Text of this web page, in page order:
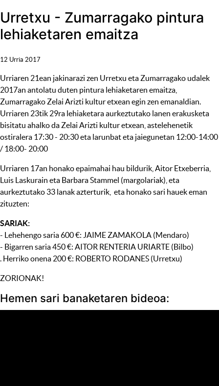
Urretxu - Zumarragako pintura
lehiaketaren emaitza
12 Urria 2017
Urriaren 21ean jakinarazi zen Urretxu eta Zumarragako udalek
2017an antolatu duten pintura lehiaketaren emaitza,
Zumarragako Zelai Arizti kultur etxean egin zen emanaldian.
Urriaren 23tik 29ra lehiaketara aurkeztutako lanen erakusketa
bisitatu ahalko da Zelai Arizti kultur etxean, astelehenetik
ostiralera 17:30 - 20:30 eta larunbat eta jaiegunetan 12:00-14:00
/ 18:00- 20:00
Urriaren 17an honako epaimahai hau bildurik, Aitor Etxeberria,
Luis Laskurain eta Barbara Stammel (margolariak), eta
aurkeztutako 33 lanak azterturik, eta honako sari hauek eman
zituzten:
SARIAK:
- Lehehengo saria 600 €: JAIME ZAMAKOLA (Mendaro)
- Bigarren saria 450 €: AITOR RENTERIA URIARTE (Bilbo)
. Herriko onena 200 €: ROBERTO RODANES (Urretxu)
ZORIONAK!
Hemen sari banaketaren bideoa: